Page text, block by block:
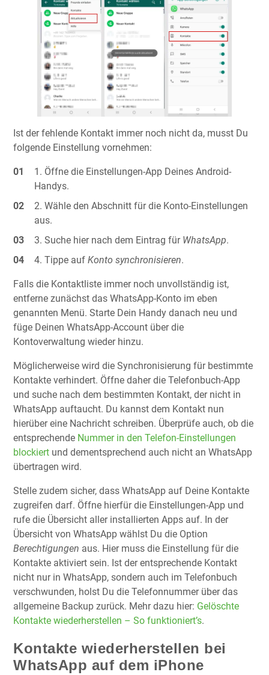
Ist der fehlende Kontakt immer noch nicht da, musst Du
folgende Einstellung vornehmen:
Öffne die Einstellungen-App Deines Android-
Handys.
Wähle den Abschnitt für die Konto-Einstellungen
aus.
Suche hier nach dem Eintrag für WhatsApp.
Tippe aufKonto synchronisieren.
Falls die Kontaktliste immer noch unvollständig ist,
entferne zunächst das WhatsApp-Konto im eben
genannten Menü. Starte Dein Handy danach neu und
füge Deinen WhatsApp-Account über die
Kontoverwaltung wieder hinzu.
Möglicherweise wird die Synchronisierung für bestimmte
Kontakte verhindert. Öffne daher die Telefonbuch-App
und suche nach dem bestimmten Kontakt, der nicht in
WhatsApp auftaucht. Du kannst dem Kontakt nun
hierüber eine Nachricht schreiben. Überprüfe auch, ob die
entsprechende Nummer in den Telefon-Einstellungen
blockiert und dementsprechend auch nicht an WhatsApp
übertragen wird.
Stelle zudem sicher, dass WhatsApp auf Deine Kontakte
zugreifen darf. Öffne hierfür die Einstellungen-App und
rufe die Übersicht aller installierten Apps auf. In der
Übersicht von WhatsApp wählst Du die Option
Berechtigungen aus. Hier muss die Einstellung für die
Kontakte aktiviert sein. Ist der entsprechende Kontakt
nicht nur in WhatsApp, sondern auch im Telefonbuch
verschwunden, holst Du die Telefonnummer über das
allgemeine Backup zurück. Mehr dazu hier: Gelöschte
Kontakte wiederherstellen – So funktioniert’s.
Kontakte wiederherstellen bei
WhatsApp auf dem iPhone